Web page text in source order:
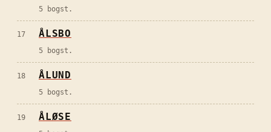
5 bogst.
17 ÅLSBO
5 bogst.
18 ÅLUND
5 bogst.
19 ÅLØSE